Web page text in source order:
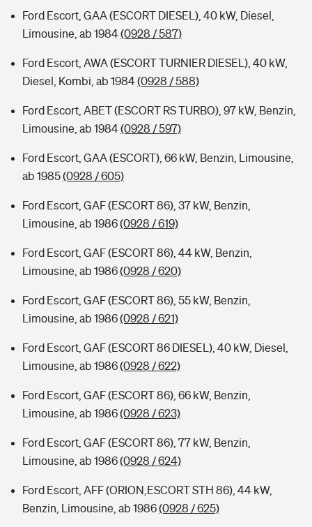
Ford Escort, GAA (ESCORT DIESEL), 40 kW, Diesel,
Limousine, ab 1984(0928 / 587)
Ford Escort, AWA (ESCORT TURNIER DIESEL), 40 kW,
Diesel, Kombi, ab 1984(0928 / 588)
Ford Escort, ABET (ESCORT RS TURBO), 97 kW, Benzin,
Limousine, ab 1984(0928 / 597)
Ford Escort, GAA (ESCORT), 66 kW, Benzin, Limousine,
ab 1985(0928 / 605)
Ford Escort, GAF (ESCORT 86), 37 kW, Benzin,
Limousine, ab 1986(0928 / 619)
Ford Escort, GAF (ESCORT 86), 44 kW, Benzin,
Limousine, ab 1986(0928 / 620)
Ford Escort, GAF (ESCORT 86), 55 kW, Benzin,
Limousine, ab 1986(0928 / 621)
Ford Escort, GAF (ESCORT 86 DIESEL), 40 kW, Diesel,
Limousine, ab 1986(0928 / 622)
Ford Escort, GAF (ESCORT 86), 66 kW, Benzin,
Limousine, ab 1986(0928 / 623)
Ford Escort, GAF (ESCORT 86), 77 kW, Benzin,
Limousine, ab 1986(0928 / 624)
Ford Escort, AFF (ORION,ESCORT STH 86), 44 kW,
Benzin, Limousine, ab 1986(0928 / 625)